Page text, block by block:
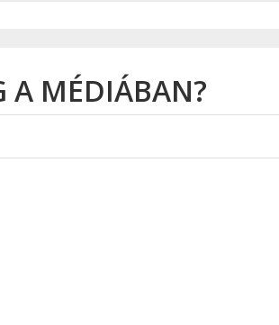
A MÉDIÁBAN?